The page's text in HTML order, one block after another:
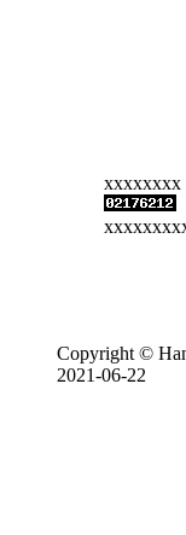
Copyright ©
2021-06-22
xxxxxxxx